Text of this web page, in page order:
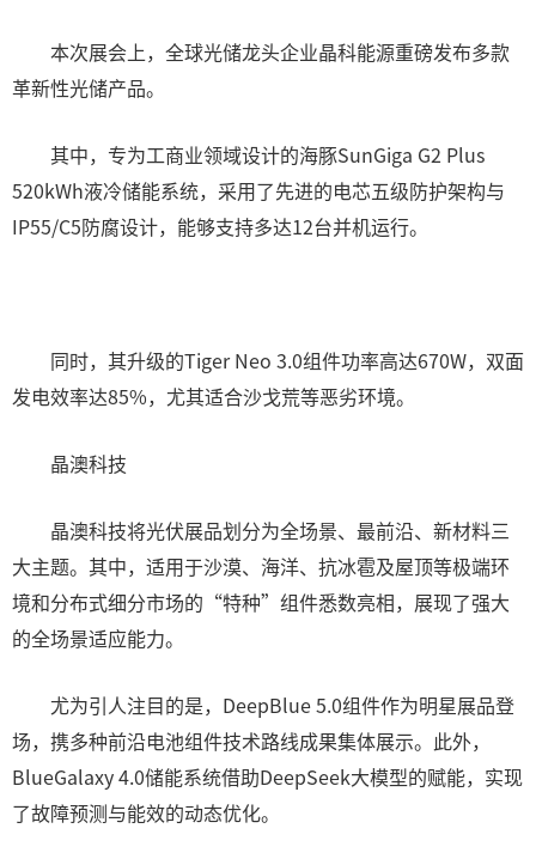
本次展会上，全球光储龙头企业晶科能源重磅发布多款
革新性光储产品。
其中，专为工商业领域设计的海豚SunGiga G2 Plus
520kWh液冷储能系统，采用了先进的电芯五级防护架构与
IP55/C5防腐设计，能够支持多达12台并机运行。
同时，其升级的Tiger Neo 3.0组件功率高达670W，双面
发电效率达85%，尤其适合沙戈荒等恶劣环境。
晶澳科技
晶澳科技将光伏展品划分为全场景、最前沿、新材料三
大主题。其中，适用于沙漠、海洋、抗冰雹及屋顶等极端环
境和分布式细分市场的“特种”组件悉数亮相，展现了强大
的全场景适应能力。
尤为引人注目的是，DeepBlue 5.0组件作为明星展品登
场，携多种前沿电池组件技术路线成果集体展示。此外，
BlueGalaxy 4.0储能系统借助DeepSeek大模型的赋能，实现
了故障预测与能效的动态优化。